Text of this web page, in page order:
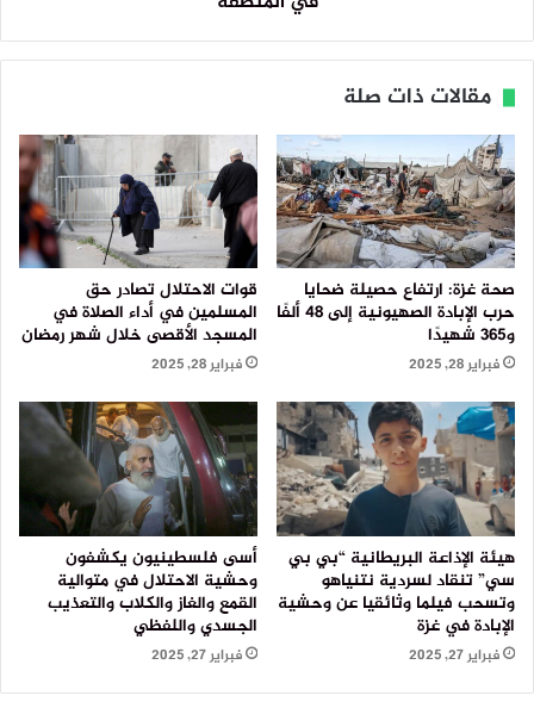
مقالات ذات صلة
صحة غزة: ارتفاع حصيلة ضحايا
حرب الإبادة الصهيونية إلى 48 ألفًا
و365 شهيدًا
فبراير 28, 2025
قوات الاحتلال تصادر حق
المسلمين في أداء الصلاة في
المسجد الأقصى خلال شهر رمضان
فبراير 28, 2025
هيئة الإذاعة البريطانية “بي بي
سي” تنقاد لسردية نتنياهو
وتسحب فيلما وثائقيا عن وحشية
الإبادة في غزة
فبراير 27, 2025
أسى فلسطينيون يكشفون
وحشية الاحتلال في متوالية
القمع والغاز والكلاب والتعذيب
الجسدي واللفظي
فبراير 27, 2025